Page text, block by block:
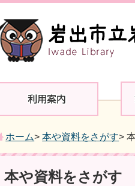
ホーム>本や資料をさがす>
本や資料をさがす